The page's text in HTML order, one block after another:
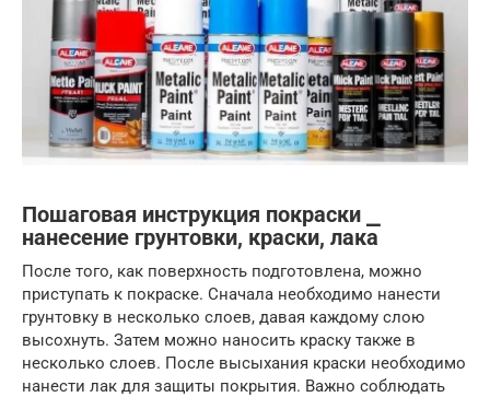
Пошаговая инструкция покраски ⎯
нанесение грунтовки, краски, лака
После того, как поверхность подготовлена, можно
приступать к покраске. Сначала необходимо нанести
грунтовку в несколько слоев, давая каждому слою
высохнуть. Затем можно наносить краску также в
несколько слоев. После высыхания краски необходимо
нанести лак для защиты покрытия. Важно соблюдать